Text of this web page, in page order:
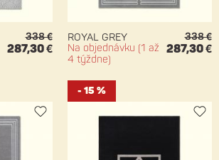
338 €
287,30 €
ROYAL GREY
Na objednávku (1 až
4 týždne)
338 €
287,30 €
- 15 %